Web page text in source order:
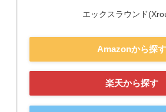
エックスラウンド
Amazonから探す
楽天から探す